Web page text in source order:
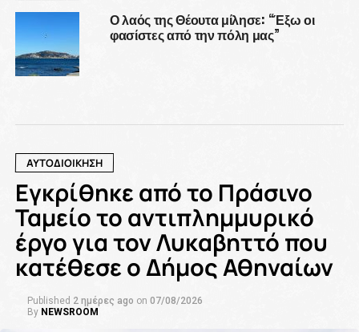
Ο λαός της Θέουτα μίλησε: “Έξω οι
φασίστες από την πόλη μας”
ΑΥΤΟΔΙΟΙΚΗΣΗ
Εγκρίθηκε από το Πράσινο
Ταμείο το αντιπλημμυρικό
έργο για τον Λυκαβηττό που
κατέθεσε ο Δήμος Αθηναίων
Published 2 ημέρες ago on 07/08/2026
By NEWSROOM